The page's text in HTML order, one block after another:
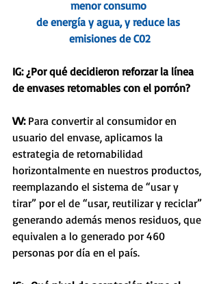
menor consumo
de energía y agua, y reduce las
emisiones de C02
IG: ¿Por qué decidieron reforzar la línea
de envases retornables con el porrón?
VV: Para convertir al consumidor en
usuario del envase, aplicamos la
estrategia de retornabilidad
horizontalmente en nuestros productos,
reemplazando el sistema de “usar y
tirar” por el de “usar, reutilizar y reciclar”
generando además menos residuos, que
equivalen a lo generado por 460
personas por día en el país.